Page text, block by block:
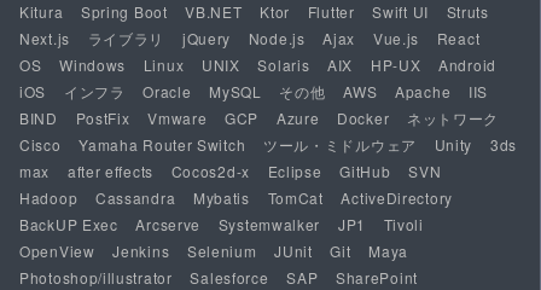
Kitura
Spring Boot VB.NET Ktor Flutter Swift UI
Struts
Next.js
ライブラリ jQuery Node.js Ajax Vue.js
React
OS
Windows Linux UNIX Solaris AIX HP-UX
Android
iOS
インフラ Oracle MySQL その他 AWS Apache
IIS
BIND
PostFix Vmware GCP Azure Docker
ネットワーク
Cisco
Yamaha Router Switch ツール・ミドルウェア Unity
3ds
max
after effects Cocos2d-x Eclipse GitHub
SVN
Hadoop
Cassandra Mybatis TomCat
ActiveDirectory
BackUP Exec
Arcserve Systemwalker JP1
Tivoli
OpenView
Jenkins Selenium JUnit Git
Maya
Photoshop/illustrator
Salesforce SAP SharePoint